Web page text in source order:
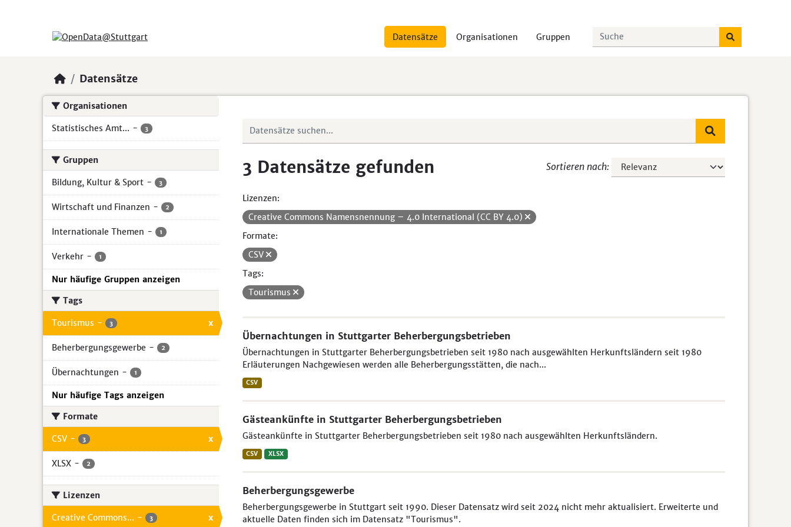
Datensätze Organisationen Gruppen
Datensätze
Organisationen
Statistisches Amt... - 3
Gruppen
Bildung, Kultur & Sport - 3
Wirtschaft und Finanzen - 2
Internationale Themen - 1
Verkehr - 1
Nur häufige Gruppen anzeigen
Tags
Tourismus - 3 x
Beherbergungsgewerbe - 2
Übernachtungen - 1
Nur häufige Tags anzeigen
Formate
CSV - 3 x
XLSX - 2
Lizenzen
Creative Commons... - 3 x
Sortieren nach
3 Datensätze gefunden
Lizenzen:
Creative Commons Namensnennung – 4.0 International (CC BY 4.0)
Formate:
CSV
Tags:
Tourismus
Übernachtungen in Stuttgarter Beherbergungsbetrieben
Übernachtungen in Stuttgarter Beherbergungsbetrieben seit 1980 nach ausgewählten Herkunftsländern seit 1980
Erläuterungen Nachgewiesen werden alle Beherbergungsstätten, die nach...
CSV
Gästeankünfte in Stuttgarter Beherbergungsbetrieben
Gästeankünfte in Stuttgarter Beherbergungsbetrieben seit 1980 nach ausgewählten Herkunftsländern.
CSV XLSX
Beherbergungsgewerbe
Beherbergungsgewerbe in Stuttgart seit 1990. Dieser Datensatz wird seit 2024 nicht mehr aktualisiert. Erweiterte und
aktuelle Daten finden sich im Datensatz "Tourismus".